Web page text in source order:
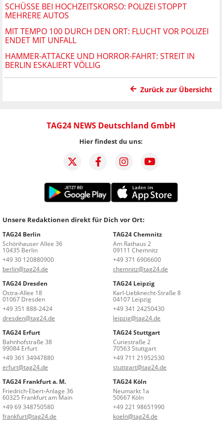
SCHÜSSE BEI HOCHZEITSKORSO: POLIZEI STOPPT
MEHRERE AUTOS
MIT TEMPO 100 DURCH DEN ORT: FLUCHT VOR POLIZEI
ENDET MIT UNFALL
HAMMER-ATTACKE UND HORROR-FAHRT: STREIT IN
BERLIN ESKALIERT VÖLLIG
Zurück zur Übersicht
TAG24 NEWS Deutschland GmbH
Hier findest du uns:
Unsere Redaktionen direkt für Dich vor Ort:
TAG24 Berlin
Schönhauser Allee 36
10435 Berlin
+49 30 120880900
berlin@tag24.de
TAG24 Chemnitz
Am Rathaus 2
09111 Chemnitz
+49 371 6906600
chemnitz@tag24.de
TAG24 Dresden
Ostra-Allee 18
01067 Dresden
+49 351 888-2424
dresden@tag24.de
TAG24 Leipzig
Karl-Liebknecht-Straße 8
04107 Leipzig
+49 341 24250430
leipzig@tag24.de
TAG24 Erfurt
Bahnhofstraße 38
99084 Erfurt
+49 361 34947880
erfurt@tag24.de
TAG24 Stuttgart
Curiestraße 2
70563 Stuttgart
+49 711 21952530
stuttgart@tag24.de
TAG24 Frankfurt a. M.
Friedrich-Ebert-Anlage 36
60325 Frankfurt am Main
+49 69 348750580
frankfurt@tag24.de
TAG24 Köln
Neumarkt 1a
50667 Köln
+49 221 98651990
koeln@tag24.de